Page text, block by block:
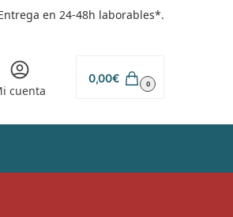
en 24-48h laborables*.
cuenta
0,00€ 0